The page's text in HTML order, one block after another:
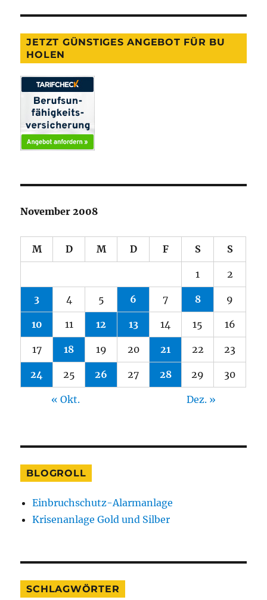
JETZT GÜNSTIGES ANGEBOT FÜR BU
HOLEN
November 2008
M D M D F S S
1 2
3 4 5 6 7 8 9
10 11 12 13 14 15 16
17 18 19 20 21 22 23
24 25 26 27 28 29 30
« Okt. Dez. »
BLOGROLL
Einbruchschutz-Alarmanlage
Krisenanlage Gold und Silber
SCHLAGWÖRTER